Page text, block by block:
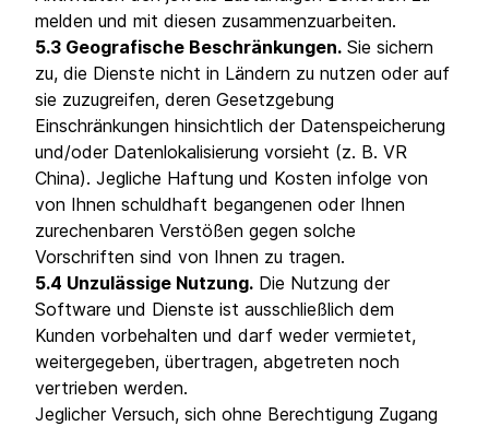
melden und mit diesen zusammenzuarbeiten.
5.3 Geografische Beschränkungen. Sie sichern
zu, die Dienste nicht in Ländern zu nutzen oder auf
sie zuzugreifen, deren Gesetzgebung
Einschränkungen hinsichtlich der Datenspeicherung
und/oder Datenlokalisierung vorsieht (z. B. VR
China). Jegliche Haftung und Kosten infolge von
von Ihnen schuldhaft begangenen oder Ihnen
zurechenbaren Verstößen gegen solche
Vorschriften sind von Ihnen zu tragen.
5.4 Unzulässige Nutzung. Die Nutzung der
Software und Dienste ist ausschließlich dem
Kunden vorbehalten und darf weder vermietet,
weitergegeben, übertragen, abgetreten noch
vertrieben werden.
Jeglicher Versuch, sich ohne Berechtigung Zugang